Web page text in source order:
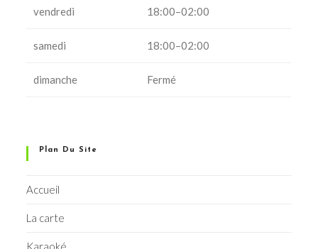
vendredi 18:00–02:00
samedi 18:00–02:00
dimanche Fermé
Plan Du Site
Accueil
La carte
Karaoké